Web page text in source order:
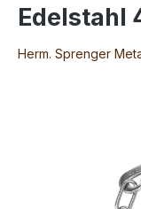
Edelstahl
Herm. Sprenger